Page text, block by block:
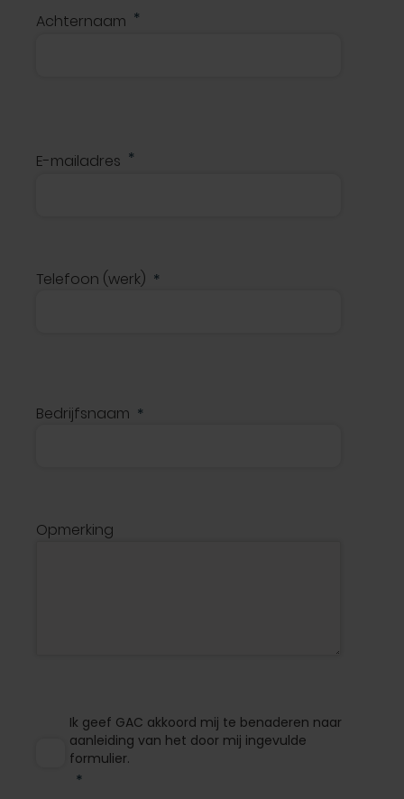
Achternaam
E-mailadres
Telefoon (werk)
Bedrijfsnaam
Opmerking
Ik geef GAC akkoord mij te benaderen naar
aanleiding van het door mij ingevulde
formulier.